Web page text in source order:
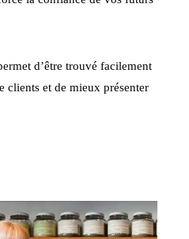
d’être trouvé facilement
clients et de mieux présenter